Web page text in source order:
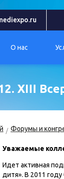
О нас
XIII
Форумы и
Уважаемые
Идет активная
дитя». В 2011